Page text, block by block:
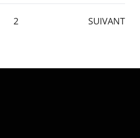
2 SUIVANT